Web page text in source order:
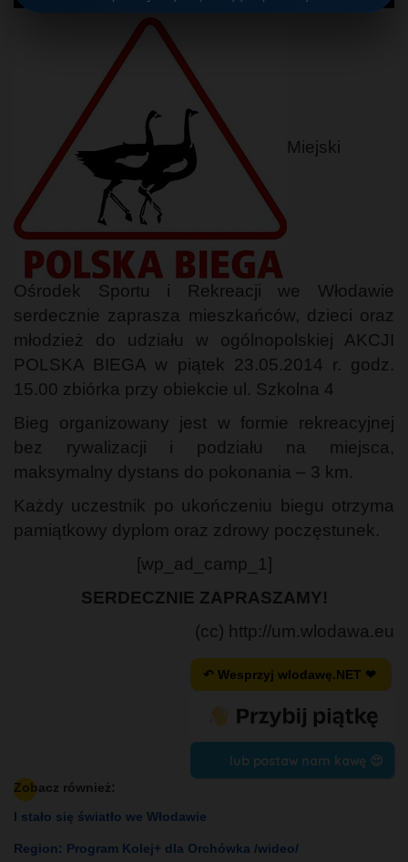
Miejski
Ośrodek Sportu i Rekreacji we Włodawie
serdecznie zaprasza mieszkańców, dzieci oraz
młodzież do udziału w ogólnopolskiej AKCJI
POLSKA BIEGA w piątek 23.05.2014 r. godz.
15.00 zbiórka przy obiekcie ul. Szkolna 4
Bieg organizowany jest w formie rekreacyjnej
bez rywalizacji i podziału na miejsca,
maksymalny dystans do pokonania – 3 km.
Każdy uczestnik po ukończeniu biegu otrzyma
pamiątkowy dyplom oraz zdrowy poczęstunek.
[wp_ad_camp_1]
SERDECZNIE ZAPRASZAMY!
(cc) http://um.wlodawa.eu
↶ Wesprzyj wlodawę.NET ❤
lub postaw nam kawę 😍
Zobacz również:
I stało się światło we Włodawie
Region: Program Kolej+ dla Orchówka /wideo/